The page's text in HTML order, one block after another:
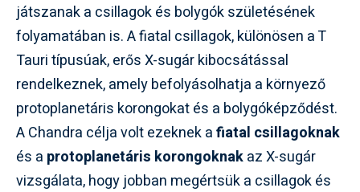
játszanak a csillagok és bolygók születésének
folyamatában is. A fiatal csillagok, különösen a T
Tauri típusúak, erős X-sugár kibocsátással
rendelkeznek, amely befolyásolhatja a környező
protoplanetáris korongokat és a bolygóképződést.
A Chandra célja volt ezeknek afiatal csillagoknak
és a protoplanetáris korongoknakaz X-sugár
vizsgálata, hogy jobban megértsük a csillagok és